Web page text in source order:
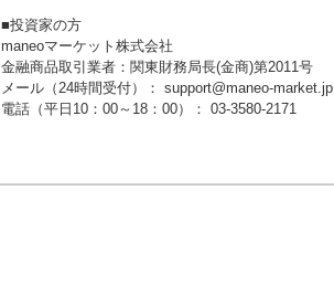
■投資家の方
maneoマーケット株式会社
金融商品取引業者：関東財務局長(金商)第2011号
メール（24時間受付）： support@maneo-market.jp
電話（平日10：00～18：00）： 03-3580-2171